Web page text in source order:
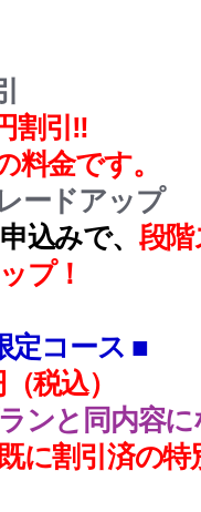
割引‼
金です。
ードアップ
込みで、 段
プ！
定コース ■
税込）
ンと同内容
に割引済の特